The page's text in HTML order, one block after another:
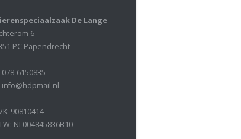
De Lange
6
PC Papendrecht
078-6150835
info@hdpmail.nl
90810414
NL004845836B10